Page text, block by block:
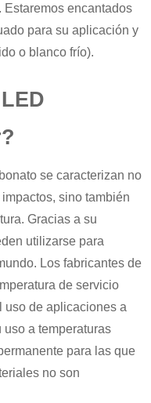
Estaremos encantados
para su aplicación y
o blanco frío).
se caracterizan no
sino también
Gracias a su
utilizarse para
Los fabricantes de
de servicio
uso de aplicaciones a
uso a temperaturas
para las que
no son